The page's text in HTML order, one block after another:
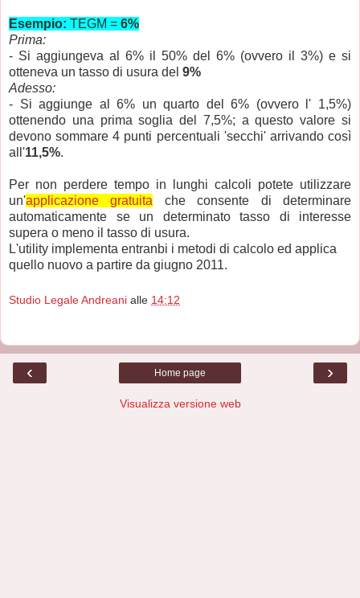
Esempio: TEGM = 6%
Prima:
- Si aggiungeva al 6% il 50% del 6% (ovvero il 3%) e si
otteneva un tasso di usura del 9%
Adesso:
- Si aggiunge al 6% un quarto del 6% (ovvero l' 1,5%)
ottenendo una prima soglia del 7,5%; a questo valore si
devono sommare 4 punti percentuali 'secchi' arrivando così
all'11,5%.
Per non perdere tempo in lunghi calcoli potete utilizzare
un'applicazione gratuita che consente di determinare
automaticamente se un determinato tasso di interesse
supera o meno il tasso di usura.
L'utility implementa entranbi i metodi di calcolo ed applica
quello nuovo a partire da giugno 2011.
Studio Legale Andreani alle 14:12
‹ ›
Home page
Visualizza versione web